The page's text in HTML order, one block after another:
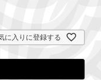
に入りに登録する